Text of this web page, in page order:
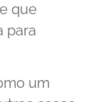
que
para
um